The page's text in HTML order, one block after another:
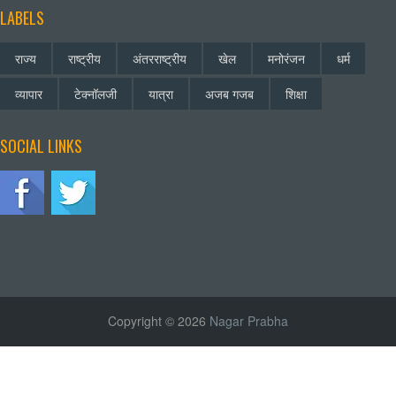
LABELS
राज्य राष्ट्रीय अंतरराष्ट्रीय खेल मनोरंजन
धर्म
व्यापार
टेक्नॉलजी यात्रा अजब गजब शिक्षा
SOCIAL LINKS
Copyright © 2026 Nagar Prabha